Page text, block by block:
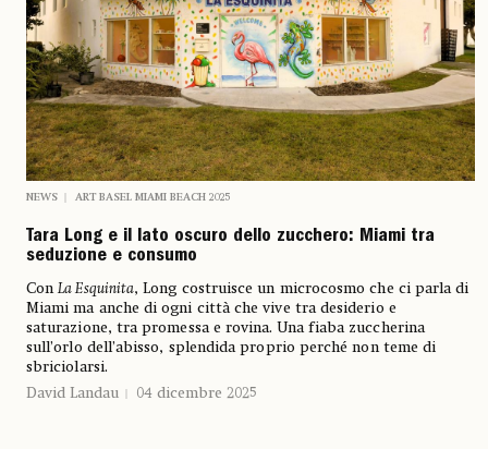
NEWS ART BASEL MIAMI BEACH 2025
Tara Long e il lato oscuro dello zucchero: Miami tra
seduzione e consumo
ConLa Esquinita, Long costruisce un microcosmo che ci parla di
Miami ma anche di ogni città che vive tra desiderio e
saturazione, tra promessa e rovina. Una fiaba zuccherina
sull’orlo dell’abisso, splendida proprio perché non teme di
sbriciolarsi.
David Landau
04 dicembre 2025